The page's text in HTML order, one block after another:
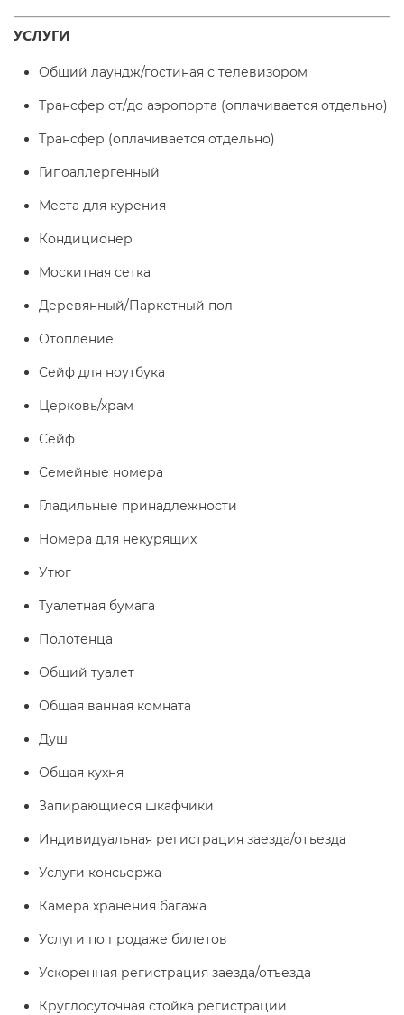
УСЛУГИ
Общий лаундж/гостиная с телевизором
Трансфер от/до аэропорта (оплачивается отдельно)
Трансфер (оплачивается отдельно)
Гипоаллергенный
Места для курения
Кондиционер
Москитная сетка
Деревянный/Паркетный пол
Отопление
Сейф для ноутбука
Церковь/храм
Сейф
Семейные номера
Гладильные принадлежности
Номера для некурящих
Утюг
Туалетная бумага
Полотенца
Общий туалет
Общая ванная комната
Душ
Общая кухня
Запирающиеся шкафчики
Индивидуальная регистрация заезда/отъезда
Услуги консьержа
Камера хранения багажа
Услуги по продаже билетов
Ускоренная регистрация заезда/отъезда
Круглосуточная стойка регистрации